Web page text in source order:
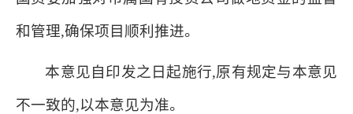
和管理,确保项目顺利推进。
本意见自印发之日起施行,原有规定与本意见
不一致的,以本意见为准。